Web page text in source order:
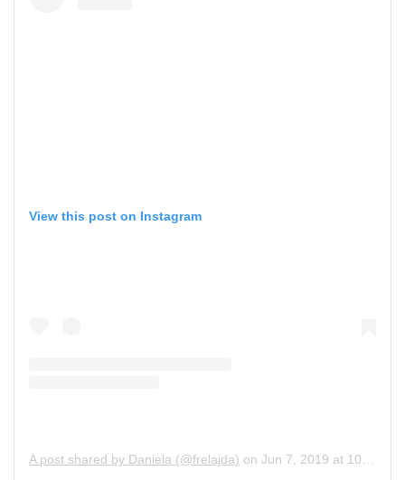
View this post on Instagram
A post shared by Daniela (@frelajda) on Jun 7, 2019 at 10:58am PDT